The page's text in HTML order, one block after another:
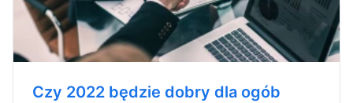
Czy 2022 będzie dobry dla ogób